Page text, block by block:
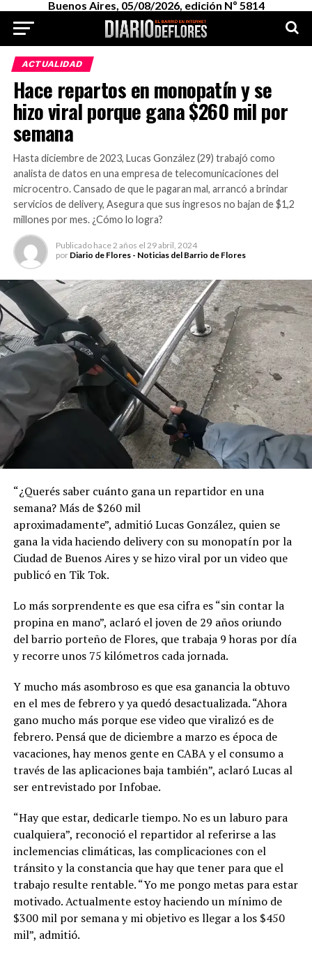
Buenos Aires, 05/08/2026, edición Nº 5814
ACTUALIDAD
Hace repartos en monopatín y se
hizo viral porque gana $260 mil por
semana
Hasta diciembre de 2023, Lucas González (29) trabajó como
analista de datos en una empresa de telecomunicaciones del
microcentro. Cansado de que le pagaran mal, arrancó a brindar
servicios de delivery, Asegura que sus ingresos no bajan de $1,2
millones por mes. ¿Cómo lo logra?
Publicado hace 2 años el 29 abril, 2024
por Diario de Flores - Noticias del Barrio de Flores
“¿Querés saber cuánto gana un repartidor en una
semana? Más de $260 mil
aproximadamente”, admitió Lucas González, quien se
gana la vida haciendo delivery con su monopatín por la
Ciudad de Buenos Aires y se hizo viral por un video que
publicó en Tik Tok.
Lo más sorprendente es que esa cifra es “sin contar la
propina en mano”, aclaró el joven de 29 años oriundo
del barrio porteño de Flores, que trabaja 9 horas por día
y recorre unos 75 kilómetros cada jornada.
Y mucho más asombroso es que esa ganancia la obtuvo
en el mes de febrero y ya quedó desactualizada. “Ahora
gano mucho más porque ese video que viralizó es de
febrero. Pensá que de diciembre a marzo es época de
vacaciones, hay menos gente en CABA y el consumo a
través de las aplicaciones baja también”, aclaró Lucas al
ser entrevistado por Infobae.
“Hay que estar, dedicarle tiempo. No es un laburo para
cualquiera”, reconoció el repartidor al referirse a las
inclemencias climáticas, las complicaciones con el
tránsito y la constancia que hay que tener para que el
trabajo resulte rentable. “Yo me pongo metas para estar
motivado. Actualmente estoy haciendo un mínimo de
$300 mil por semana y mi objetivo es llegar a los $450
mil”, admitió.